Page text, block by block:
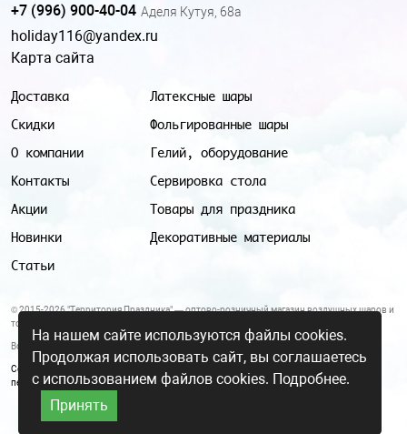
Доставка
Скидки
О компании
Контакты
Акции
Новинки
Статьи
Латексные шары
Фольгированные шары
Гелий, оборудование
Сервировка стола
Товары для праздника
Декоративные материалы
+7 (996) 900-40-04 Аделя Кутуя, 68а
holiday116@yandex.ru
Карта сайта
© 2015-2026 "Территория Праздника" — оптово-розничный магазин воздушных шаров и
товаров для праздника.
Все цены и условия, указанные на данном сайте, не являются публичной офертой.
Согласие на обработку персональных данных
персональных данных
На нашем сайте используются файлы cookies.
Продолжая использовать сайт, вы соглашаетесь
с использованием файлов cookies. Подробнее.
Принять